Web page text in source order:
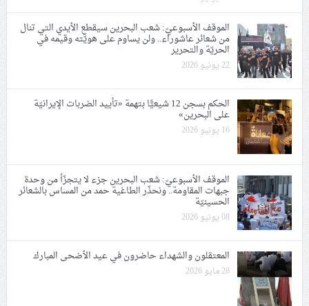
الموقف الأسبوعيّ: شعب البحرين سيقطع الأيدي التي تنال
من شعائر عاشوراء.. ولن يساوم على هويّته وقيمه في
الحريّة والتحرير
22 يونيو 2026
الحكم بسجن 12 شيعيًّا بتهمة «تأييد الضربات الإيرانيّة
على البحرين»
16 يونيو 2026
الموقف الأسبوعيّ: شعب البحرين جزء لا يتجزّأ من وحدة
جبهات المقاومة.. ونحذّر الطاغية حمد من المساس بالشعائر
الحسينيّة
08 يونيو 2026
المعتقلون والشهداء حاضرون في عيد الأضحى المبارك
28 مايو 2026